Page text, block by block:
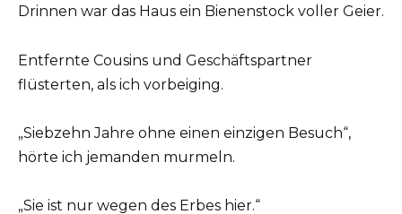
Drinnen war das Haus ein Bienenstock voller Geier.
Entfernte Cousins und Geschäftspartner
flüsterten, als ich vorbeiging.
„Siebzehn Jahre ohne einen einzigen Besuch“,
hörte ich jemanden murmeln.
„Sie ist nur wegen des Erbes hier.“